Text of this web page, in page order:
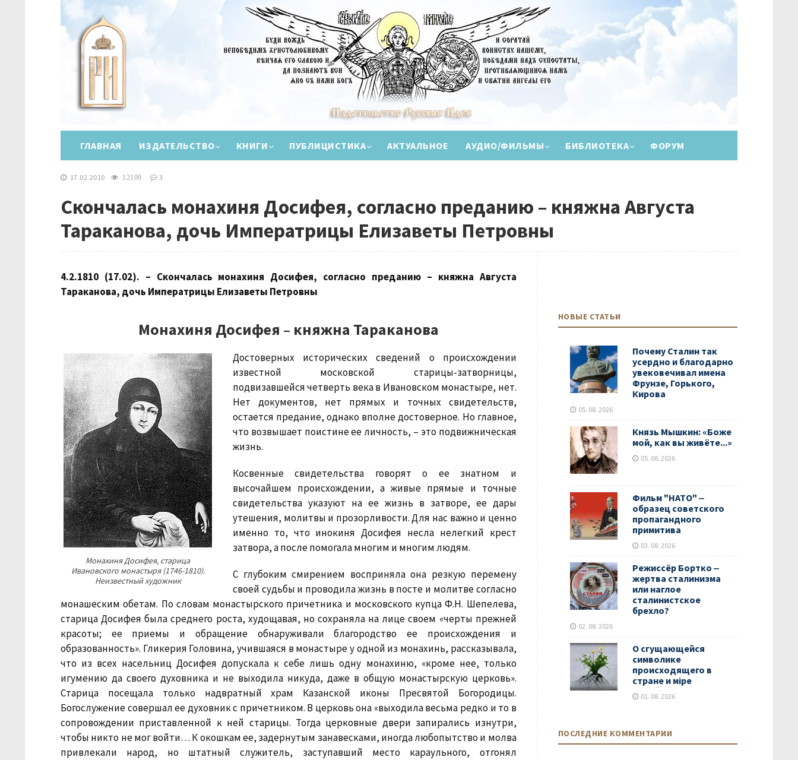
ГЛАВНАЯ ИЗДАТЕЛЬСТВО КНИГИ ПУБЛИЦИСТИКА АКТУАЛЬНОЕ АУДИО/ФИЛЬМЫ БИБЛИОТЕКА ФОРУМ
17.02.2010 12109 3
Скончалась монахиня Досифея, согласно преданию – княжна Августа
Тараканова, дочь Императрицы Елизаветы Петровны
4.2.1810 (17.02). – Скончалась монахиня Досифея, согласно преданию – княжна Августа
Тараканова, дочь Императрицы Елизаветы Петровны
Монахиня Досифея – княжна Тараканова
Монахиня Досифея, старица
Ивановского монастыря (1746-1810).
Неизвестный художник
Достоверных исторических сведений о происхождении
известной московской старицы-затворницы,
подвизавшейся четверть века в Ивановском монастыре, нет.
Нет документов, нет прямых и точных свидетельств,
остается предание, однако вполне достоверное. Но главное,
что возвышает поистине ее личность, – это подвижническая
жизнь.
Косвенные свидетельства говорят о ее знатном и
высочайшем происхождении, а живые прямые и точные
свидетельства указуют на ее жизнь в затворе, ее дары
утешения, молитвы и прозорливости. Для нас важно и ценно
именно то, что инокиня Досифея несла нелегкий крест
затвора, а после помогала многим и многим людям.
С глубоким смирением восприняла она резкую перемену
своей судьбы и проводила жизнь в посте и молитве согласно
монашеским обетам. По словам монастырского причетника и московского купца Ф.Н. Шепелева,
старица Досифея была среднего роста, худощавая, но сохраняла на лице своем «черты прежней
красоты; ее приемы и обращение обнаруживали благородство ее происхождения и
образованность». Гликерия Головина, учившаяся в монастыре у одной из монахинь, рассказывала,
что из всех насельниц Досифея допускала к себе лишь одну монахиню, «кроме нее, только
игумению да своего духовника и не выходила никуда, даже в общую монастырскую церковь».
Старица посещала только надвратный храм Казанской иконы Пресвятой Богородицы.
Богослужение совершал ее духовник с причетником. В церковь она «выходила весьма редко и то в
сопровождении приставленной к ней старицы. Тогда церковные двери запирались изнутри,
чтобы никто не мог войти… К окошкам ее, задернутым занавесками, иногда любопытство и молва
привлекали народ, но штатный служитель, заступавший место караульного, отгонял
НОВЫЕ СТАТЬИ
Почему Сталин так
усердно и благодарно
увековечивал имена
Фрунзе, Горького,
Кирова
05. 08. 2026
Князь Мышкин: «Боже
мой, как вы живёте...»
05. 08. 2026
Фильм "НАТО" ‒
образец советского
пропагандного
примитива
03. 08. 2026
Режиссёр Бортко ‒
жертва сталинизма
или наглое
сталинистское
брехло?
02. 08. 2026
О сгущающейся
символике
происходящего в
стране и мiре
01. 08. 2026
ПОСЛЕДНИЕ КОММЕНТАРИИ